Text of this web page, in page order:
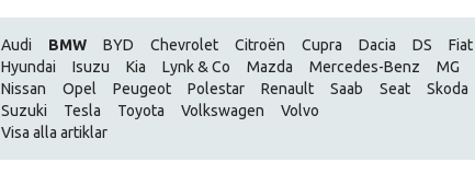
Audi BMW BYD Chevrolet Citroën Cupra Dacia DS Fiat
Hyundai
Isuzu Kia Lynk & Co Mazda Mercedes-Benz MG
Nissan
Opel Peugeot Polestar Renault Saab Seat Skoda
Suzuki
Tesla Toyota Volkswagen
Volvo
Visa alla artiklar